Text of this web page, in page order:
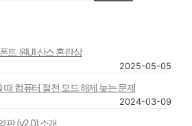
트 원UI 산스 혼란상
2025-05-05
때 컴퓨터 절전 모드 해제 늦는 문제
2024-03-09
판 (v2.0) 소개